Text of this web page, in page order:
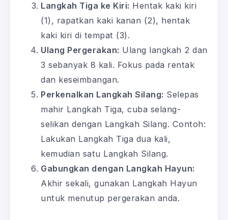
Langkah Tiga ke Kiri: Hentak kaki kiri
(1), rapatkan kaki kanan (2), hentak
kaki kiri di tempat (3).
Ulang Pergerakan: Ulang langkah 2 dan
3 sebanyak 8 kali. Fokus pada rentak
dan keseimbangan.
Perkenalkan Langkah Silang: Selepas
mahir Langkah Tiga, cuba selang-
selikan dengan Langkah Silang. Contoh:
Lakukan Langkah Tiga dua kali,
kemudian satu Langkah Silang.
Gabungkan dengan Langkah Hayun:
Akhir sekali, gunakan Langkah Hayun
untuk menutup pergerakan anda.